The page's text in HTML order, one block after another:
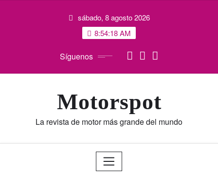
sábado, 8 agosto 2026
8:54:18 AM
Síguenos
Motorspot
La revista de motor más grande del mundo